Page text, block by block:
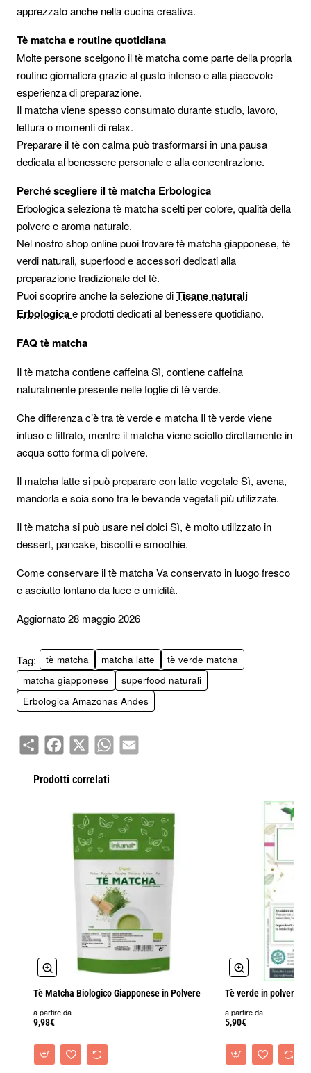
apprezzato anche nella cucina creativa.
Tè matcha e routine quotidiana
Molte persone scelgono il tè matcha come parte della propria
routine giornaliera grazie al gusto intenso e alla piacevole
esperienza di preparazione.
Il matcha viene spesso consumato durante studio, lavoro,
lettura o momenti di relax.
Preparare il tè con calma può trasformarsi in una pausa
dedicata al benessere personale e alla concentrazione.
Perché scegliere il tè matcha Erbologica
Erbologica seleziona tè matcha scelti per colore, qualità della
polvere e aroma naturale.
Nel nostro shop online puoi trovare tè matcha giapponese, tè
verdi naturali, superfood e accessori dedicati alla
preparazione tradizionale del tè.
Puoi scoprire anche la selezione diTisane naturali
Erbologicae prodotti dedicati al benessere quotidiano.
FAQ tè matcha
Il tè matcha contiene caffeinaSì, contiene caffeina
naturalmente presente nelle foglie di tè verde.
Che differenza c’è tra tè verde e matcha Il tè verde viene
infuso e filtrato, mentre il matcha viene sciolto direttamente in
acqua sotto forma di polvere.
Il matcha latte si può preparare con latte vegetaleSì, avena,
mandorla e soia sono tra le bevande vegetali più utilizzate.
Il tè matcha si può usare nei dolciSì, è molto utilizzato in
dessert, pancake, biscotti e smoothie.
Come conservare il tè matchaVa conservato in luogo fresco
e asciutto lontano da luce e umidità.
Aggiornato 28 maggio 2026
Tag: tè matcha matcha latte
tè verde matcha
matcha giapponese
superfood naturali
Erbologica Amazonas Andes
ShareFacebook
X WhatsAppEmail
Prodotti correlati
Tè Matcha Biologico Giapponese in Polvere
a partire da
9,98€
Tè verde in polvere
a partire da
5,90€